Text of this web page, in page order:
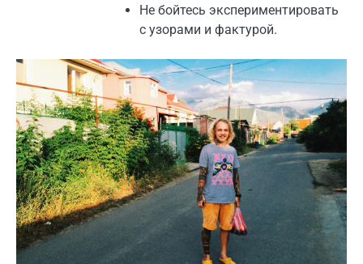
Не бойтесь экспериментировать
с узорами и фактурой.